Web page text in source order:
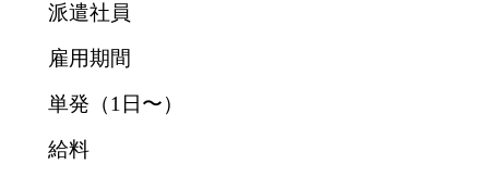
派遣社員
雇用期間
単発（1日〜）
給料